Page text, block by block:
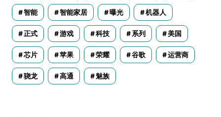
智能 智能家居 曝光 机器人
正式 游戏 科技 系列 美国
芯片 苹果 荣耀 谷歌 运营商
骁龙 高通 魅族